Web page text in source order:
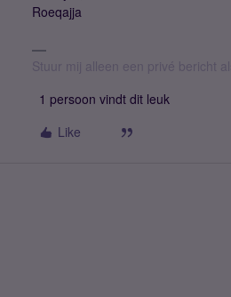
Roeqajja
Stuur mij alleen een privé bericht
1 persoon vindt dit leuk
Like